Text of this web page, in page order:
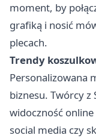
moment, by
grafiką i nosić
plecach.
Trendy
Personalizowana
biznesu. Twórcy z
widoczność
social media czy